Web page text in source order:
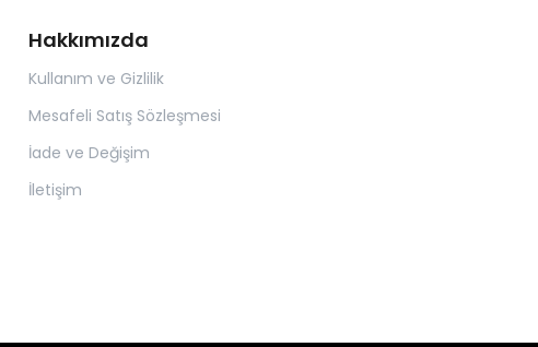
Hakkımızda
Kullanım ve Gizlilik
Mesafeli Satış Sözleşmesi
İade ve Değişim
İletişim